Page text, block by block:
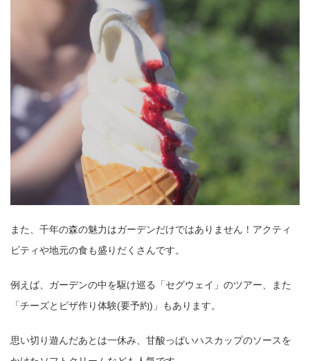
また、千年の森の魅力はガーデンだけではありません！アクティ
ビティや地元の食も盛りだくさんです。
例えば、ガーデンの中を駆け巡る「セグウェイ」のツアー、また
「チーズとピザ作り体験(要予約)」もあります。
思い切り遊んだあとは一休み、甘酸っぱいハスカップのソースを